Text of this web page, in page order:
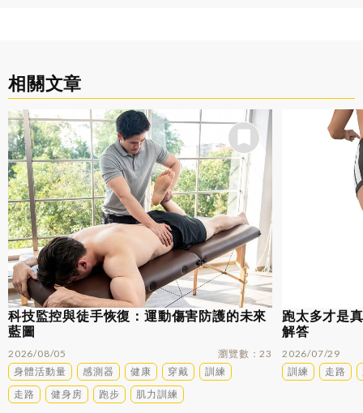
相關文章
科技監控與徒手恢復：運動傷害防護的未來
藍圖
2026/08/05 瀏覽數
23
身體活動量
感測器 健康 穿戴
訓練
走路
健身房 跑步 肌力訓練
跑太多才是
解答
2026/07/29
訓練
走路